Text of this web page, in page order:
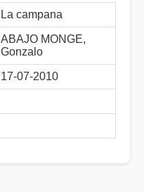
La campana
ABAJO MONGE,
Gonzalo
17-07-2010